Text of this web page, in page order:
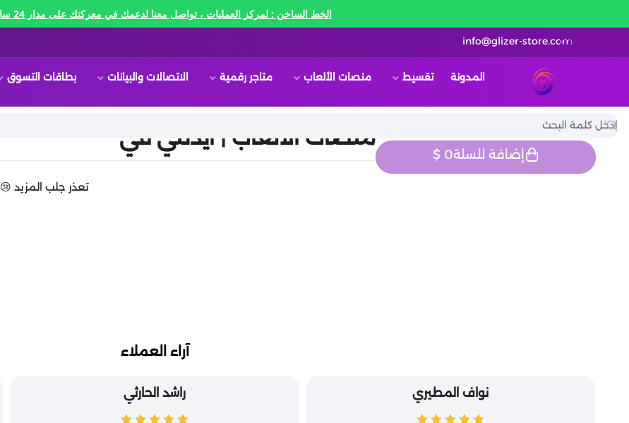
الخط الساخن : لمركز العمليات ، تواصل معنا لدعمك في معركتك على مدار 24 ساعه🔥
info@glizer-store.com
قلايزر ستور | Glizer Store
المدونة تقسيط منصات الألعاب متاجر رقمية الاتصالات والبيانات بطاقات التسوق
إضافة للسلة0
$
منصات الألعاب | ايدنتي في
تعذر جلب المزيد 😢
آراء العملاء
نواف المطيري راشد الحارثي